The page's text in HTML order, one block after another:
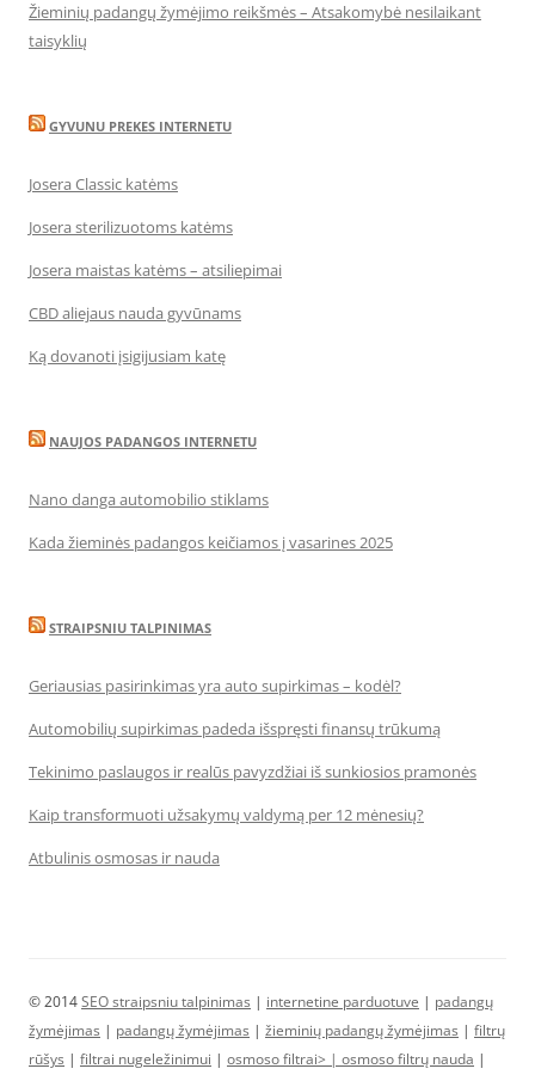
Žieminių padangų žymėjimo reikšmės – Atsakomybė nesilaikant
taisyklių
GYVUNU PREKES INTERNETU
Josera Classic katėms
Josera sterilizuotoms katėms
Josera maistas katėms – atsiliepimai
CBD aliejaus nauda gyvūnams
Ką dovanoti įsigijusiam katę
NAUJOS PADANGOS INTERNETU
Nano danga automobilio stiklams
Kada žieminės padangos keičiamos į vasarines 2025
STRAIPSNIU TALPINIMAS
Geriausias pasirinkimas yra auto supirkimas – kodėl?
Automobilių supirkimas padeda išspręsti finansų trūkumą
Tekinimo paslaugos ir realūs pavyzdžiai iš sunkiosios pramonės
Kaip transformuoti užsakymų valdymą per 12 mėnesių?
Atbulinis osmosas ir nauda
© 2014SEO straipsniu talpinimas | internetine parduotuve | padangų
žymėjimas | padangų žymėjimas | žieminių padangų žymėjimas | filtrų
rūšys | filtrai nugeležinimui | osmoso filtrai> | osmoso filtrų nauda |